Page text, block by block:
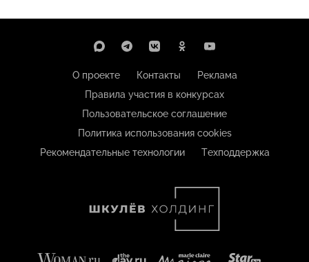
О проекте Контакты
Реклама
Правила участия в конкурсах
Пользовательское соглашение
Политика использования cookies
Рекомендательные технологии
Техподдержка